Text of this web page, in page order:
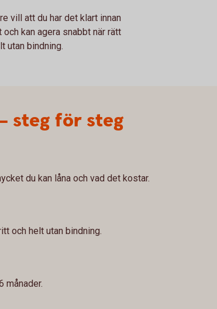
vill att du har det klart innan
kan agera snabbt när rätt
utan bindning.
steg för steg
du kan låna och vad det kostar.
och helt utan bindning.
månader.